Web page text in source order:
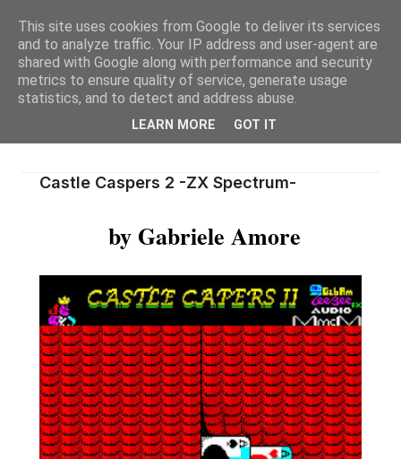
Castle Caspers 2 -ZX Spectrum-
by Gabriele Amore
This site uses cookies from Google to deliver its services
and to analyze traffic. Your IP address and user-agent are
shared with Google along with performance and security
metrics to ensure quality of service, generate usage
statistics, and to detect and address abuse.
LEARN MORE GOT IT